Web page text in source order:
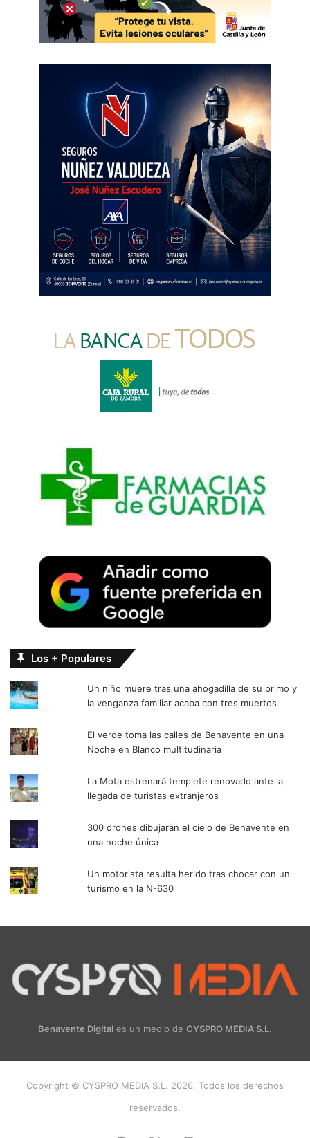
Los + Populares
Un niño muere tras una ahogadilla de su primo y
la venganza familiar acaba con tres muertos
El verde toma las calles de Benavente en una
Noche en Blanco multitudinaria
La Mota estrenará templete renovado ante la
llegada de turistas extranjeros
300 drones dibujarán el cielo de Benavente en
una noche única
Un motorista resulta herido tras chocar con un
turismo en la N-630
Benavente Digital es un medio de CYSPRO MEDIA S.L.
Copyright © CYSPRO MEDIA S.L. 2026. Todos los derechos
reservados.